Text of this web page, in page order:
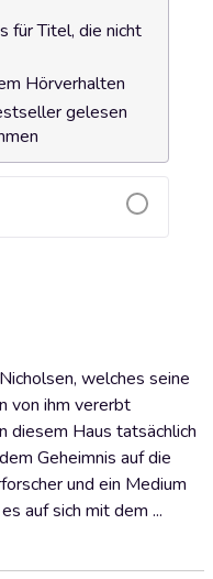
für Titel, die nicht
Hörverhalten
gelesen
welches seine
von ihm vererbt
diesem Haus tatsächlich
Geheimnis auf die
und ein Medium
auf sich mit dem ...